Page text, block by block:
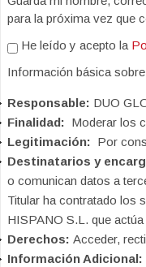
para la próxima vez que
He leído y acepto la
Información básica
Responsable: DUO
Finalidad: Moderar los
Legitimación: Por
Destinatarios y
o comunican datos a
Titular ha contratado los
HISPANO S.L. que
Derechos: Acceder,
Información Adicional: